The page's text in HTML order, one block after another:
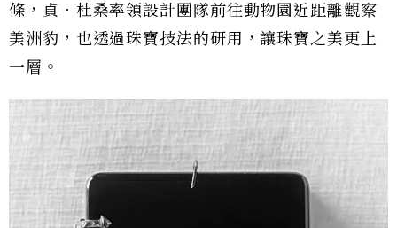
條，貞．杜桑率領設計團隊前往動物園近距離觀察
美洲豹，也透過珠寶技法的研用，讓珠寶之美更上
一層。